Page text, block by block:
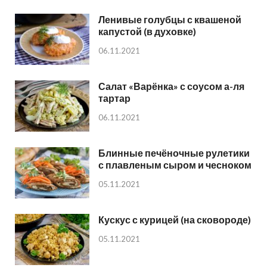
Ленивые голубцы с квашеной
капустой (в духовке)
06.11.2021
Салат «Варёнка» с соусом а-ля
тартар
06.11.2021
Блинные печёночные рулетики
с плавленым сыром и чесноком
05.11.2021
Кускус с курицей (на сковороде)
05.11.2021